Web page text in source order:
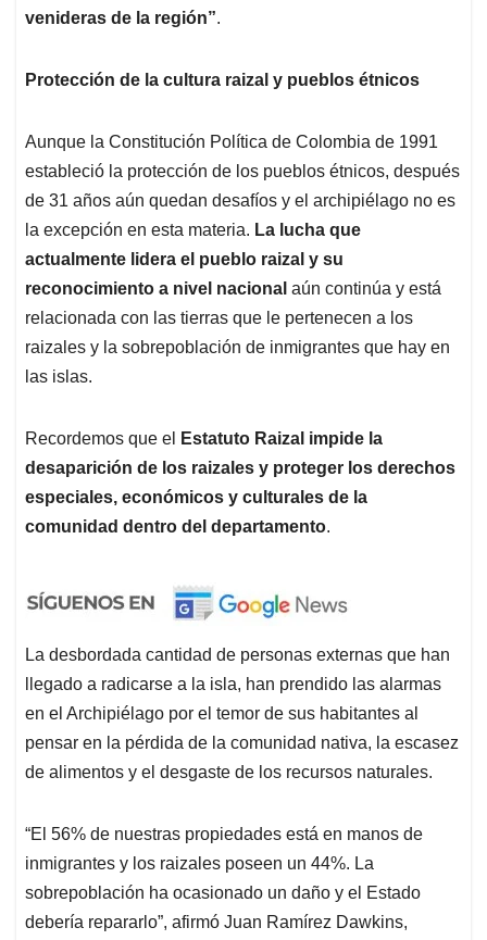
venideras de la región”.
Protección de la cultura raizal y pueblos étnicos
Aunque la Constitución Política de Colombia de 1991
estableció la protección de los pueblos étnicos, después
de 31 años aún quedan desafíos y el archipiélago no es
la excepción en esta materia. La lucha que
actualmente lidera el pueblo raizal y su
reconocimiento a nivel nacional aún continúa y está
relacionada con las tierras que le pertenecen a los
raizales y la sobrepoblación de inmigrantes que hay en
las islas.
Recordemos que el
Estatuto Raizal impide la
desaparición de los raizales y proteger los derechos
especiales, económicos y culturales de la
comunidad dentro del departamento.
La desbordada cantidad de personas externas que han
llegado a radicarse a la isla, han prendido las alarmas
en el Archipiélago por el temor de sus habitantes al
pensar en la pérdida de la comunidad nativa, la escasez
de alimentos y el desgaste de los recursos naturales.
“El 56% de nuestras propiedades está en manos de
inmigrantes y los raizales poseen un 44%. La
sobrepoblación ha ocasionado un daño y el Estado
debería repararlo”, afirmó Juan Ramírez Dawkins,